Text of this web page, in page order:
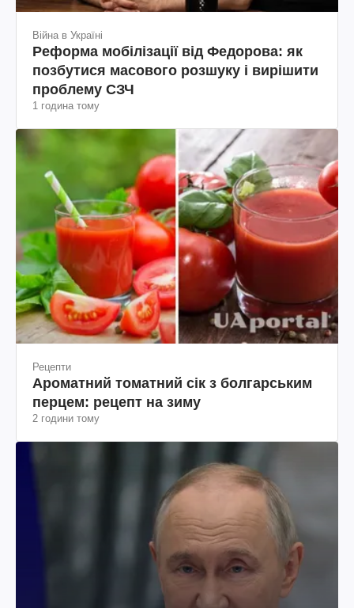
Війна в Україні
Реформа мобілізації від Федорова: як
позбутися масового розшуку і вирішити
проблему СЗЧ
1 година тому
Рецепти
Ароматний томатний сік з болгарським
перцем: рецепт на зиму
2 години тому